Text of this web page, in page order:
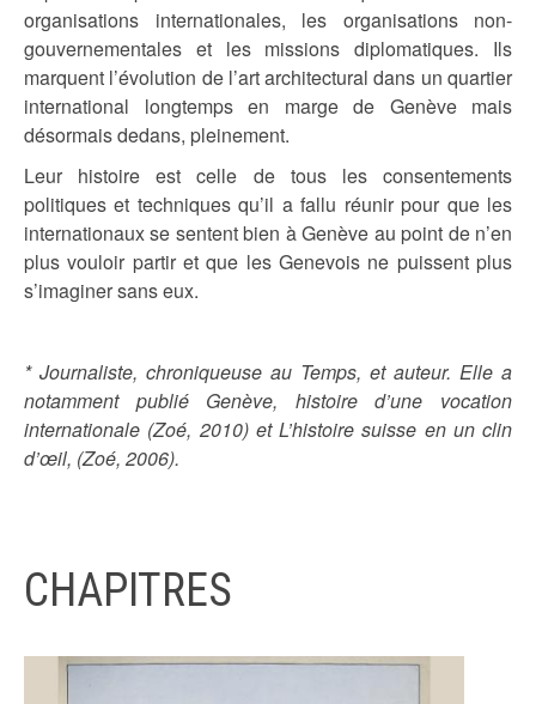
organisations internationales, les organisations non-
gouvernementales et les missions diplomatiques. Ils
marquent l’évolution de l’art architectural dans un quartier
international longtemps en marge de Genève mais
désormais dedans, pleinement.
Leur histoire est celle de tous les consentements
politiques et techniques qu’il a fallu réunir pour que les
internationaux se sentent bien à Genève au point de n’en
plus vouloir partir et que les Genevois ne puissent plus
s’imaginer sans eux.
* Journaliste, chroniqueuse au Temps, et auteur. Elle a
notamment publié Genève, histoire d’une vocation
internationale (Zoé, 2010) et L’histoire suisse en un clin
d’œil, (Zoé, 2006).
CHAPITRES